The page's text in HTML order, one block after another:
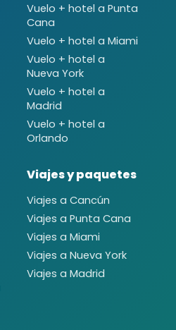
Vuelo + hotel a Punta
Cana
Vuelo + hotel a Miami
Vuelo + hotel a
Nueva York
Vuelo + hotel a
Madrid
Vuelo + hotel a
Orlando
Viajes y paquetes
Viajes a Cancún
Viajes a Punta Cana
Viajes a Miami
Viajes a Nueva York
Viajes a Madrid